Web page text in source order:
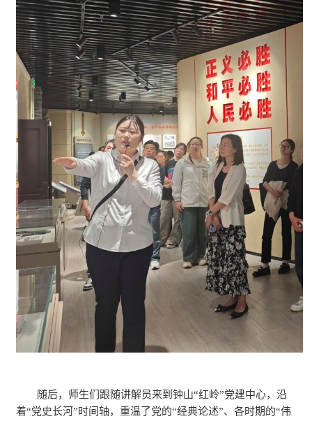
随后，师生们跟随讲解员来到钟山“红岭”党建中心，沿
着“党史长河”时间轴，重温了党的“经典论述”、各时期的“伟